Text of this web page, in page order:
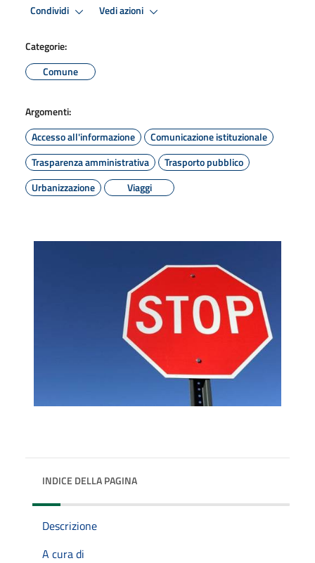
Condividi Vedi azioni
Categorie:
Comune
Argomenti:
Accesso all'informazione
Comunicazione istituzionale
Trasparenza amministrativa
Trasporto pubblico
Urbanizzazione
Viaggi
INDICE DELLA PAGINA
Descrizione
A cura di